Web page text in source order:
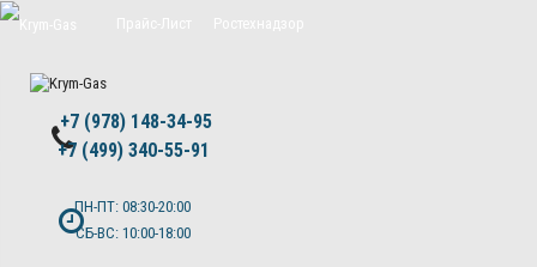
Политика конфиденциальности
+7 (978) 148-34-95
+7 (499) 340-55-91 ​
ПН-ПТ: 08:30-20:00
СБ-ВС: 10:00-18:00